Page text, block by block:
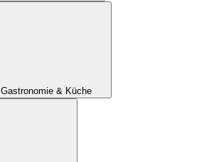
Gastronomie & Küche